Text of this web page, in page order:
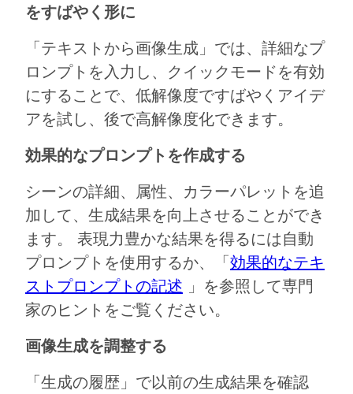
をすばやく形に
「テキストから画像生成」では、詳細なプ
ロンプトを入力し、クイックモードを有効
にすることで、低解像度ですばやくアイデ
アを試し、後で高解像度化できます。
効果的なプロンプトを作成する
シーンの詳細、属性、カラーパレットを追
加して、生成結果を向上させることができ
ます。 表現力豊かな結果を得るには自動
プロンプトを使用するか、「 効果的なテキ
ストプロンプトの記述 」を参照して専門
家のヒントをご覧ください。
画像生成を調整する
「生成の履歴」で以前の生成結果を確認